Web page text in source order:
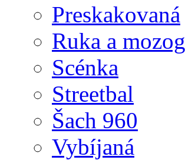
Preskakovaná
Ruka a mozog
Scénka
Streetbal
Šach 960
Vybíjaná